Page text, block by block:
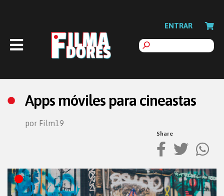
ENTRAR
Apps móviles para cineastas
por Film19
Share